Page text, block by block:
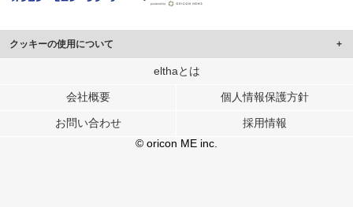
クッキーの使用について
このサイトでは Cookie を使用して、ユーザーに合わせたコンテンツや広告の
行っています。
メディアや広告配信、データ解析の各パートナーに提供しています。
各パートナーは、この情報とユーザーが各パートナーに提供した他の情報や、
ユーザーが各パートナーのサービスを使用したときに収集した他の情報を組み
elthaとは
会社概要 個人情報保護方針
お問い合わせ
採用情報
© oricon ME inc.